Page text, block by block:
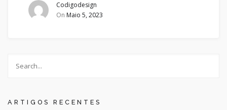
Codigodesign
On Maio 5, 2023
ARTIGOS RECENTES